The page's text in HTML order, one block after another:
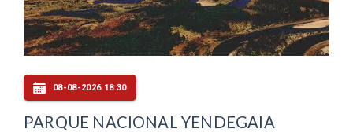
08-08-2026 18:30
PARQUE NACIONAL YENDEGAIA